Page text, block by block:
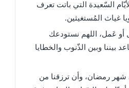
السّعيدة التي باتت تعرف
غياث المُستغيثين.
أو عَمل، اللهم نستودعك
بيننا وبين الذّنوب والخطايا
شهر رمضان، وأن ترزقنا من